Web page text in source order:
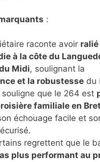
:
raconte avoir ralié
à la côte du
Midi, soulignant la
et la robustesse du
que le 264 est
familiale en
échouage facile et
regrettent que le
plus performant au